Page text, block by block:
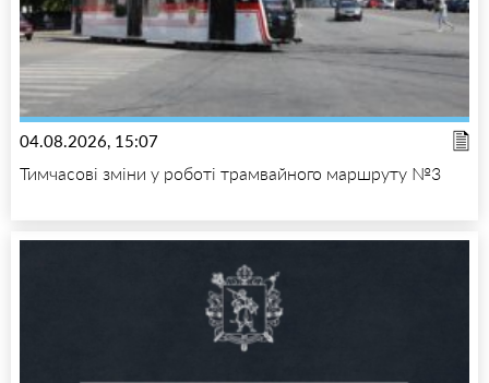
04.08.2026, 15:07
Тимчасові зміни у роботі трамвайного маршруту №3